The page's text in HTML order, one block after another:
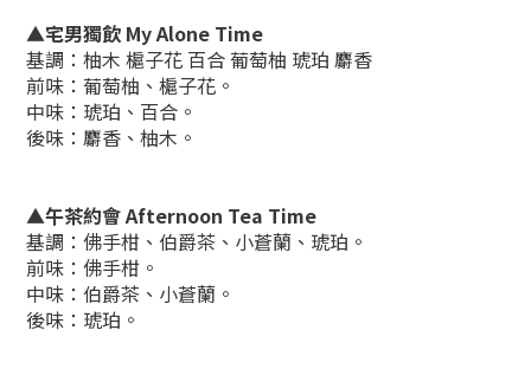
▲宅男獨飲 My Alone Time
基調：柚木 槴子花 百合 葡萄柚 琥珀 麝香
前味：葡萄柚、槴子花。
中味：琥珀、百合。
後味：麝香、柚木。
▲午茶約會 Afternoon Tea Time
基調：佛手柑、伯爵茶、小蒼蘭、琥珀。
前味：佛手柑。
中味：伯爵茶、小蒼蘭。
後味：琥珀。